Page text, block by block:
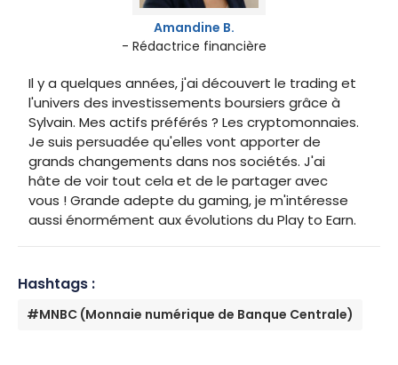
Amandine B.
- Rédactrice financière
Il y a quelques années, j'ai découvert le trading et
l'univers des investissements boursiers grâce à
Sylvain. Mes actifs préférés ? Les cryptomonnaies.
Je suis persuadée qu'elles vont apporter de
grands changements dans nos sociétés. J'ai
hâte de voir tout cela et de le partager avec
vous ! Grande adepte du gaming, je m'intéresse
aussi énormément aux évolutions du Play to Earn.
Hashtags :
#MNBC (Monnaie numérique de Banque Centrale)